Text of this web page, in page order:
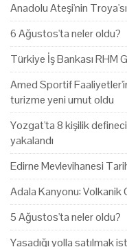
Anadolu Ateşi'nin
6 Ağustos'ta neler oldu?
Türkiye İş Bankası RHM
Amed Sportif
turizme yeni umut oldu
Yozgat'ta 8 kişilik
yakalandı
Edirne Mevlevihanesi
Adala Kanyonu: Volkanik
5 Ağustos'ta neler oldu?
Yasadığı yolla satılmak